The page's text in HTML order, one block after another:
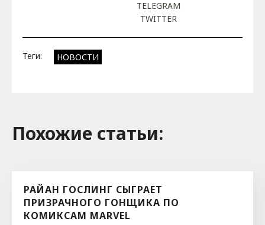
TELEGRAM
TWITTER
Теги: НОВОСТИ
Похожие cтатьи:
РАЙАН ГОСЛИНГ СЫГРАЕТ
ПРИЗРАЧНОГО ГОНЩИКА ПО
КОМИКСАМ MARVEL